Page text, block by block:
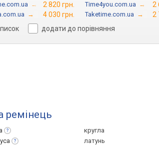
→ 2 820 грн. Time4you.com.ua → 2
→ 4 030 грн. Taketime.com.ua →
2
додати до порівняння
ремінець
кругла
латунь